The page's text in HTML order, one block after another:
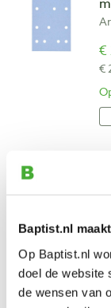
Baptist.nl
Op Baptist.nl
doel de website
de wensen van
€
€
€
€